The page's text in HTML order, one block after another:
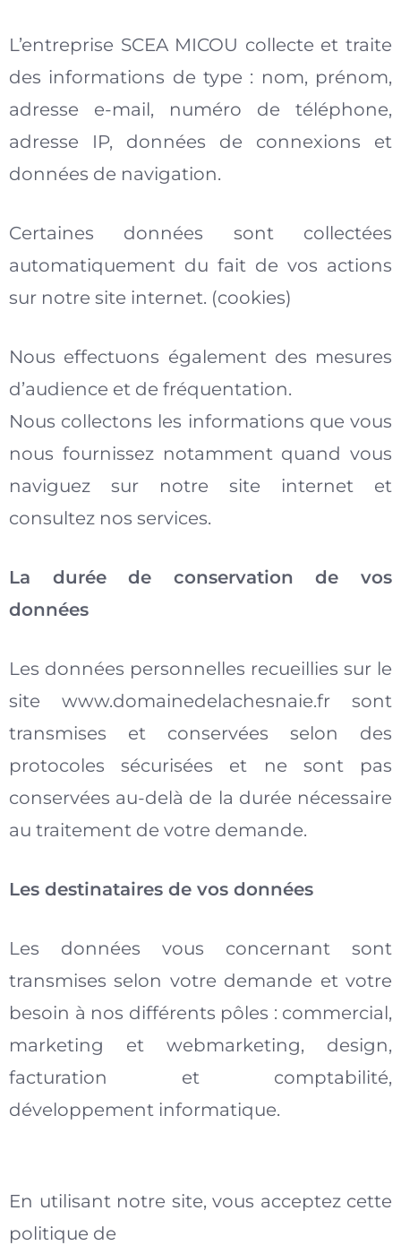
L’entreprise SCEA MICOU collecte et traite
des informations de type : nom, prénom,
adresse e-mail, numéro de téléphone,
adresse IP, données de connexions et
données de navigation.
Certaines données sont collectées
automatiquement du fait de vos actions
sur notre site internet. (cookies)
Nous effectuons également des mesures
d’audience et de fréquentation.
Nous collectons les informations que vous
nous fournissez notamment quand vous
naviguez sur notre site internet et
consultez nos services.
La durée de conservation de vos
données
Les données personnelles recueillies sur le
site www.domainedelachesnaie.fr​​ sont
transmises et conservées selon des
protocoles sécurisées et ne sont pas
conservées au-delà de la durée nécessaire
au traitement de votre demande.
Les destinataires de vos données
Les données vous concernant sont
transmises selon votre demande et votre
besoin à nos différents pôles : commercial,
marketing et webmarketing, design,
facturation et comptabilité,
développement informatique.
En utilisant notre site, vous acceptez cette
politique de